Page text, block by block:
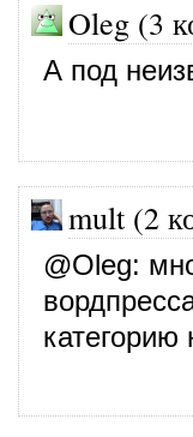
Oleg (3
А под
mult (2
@Oleg:
категорию